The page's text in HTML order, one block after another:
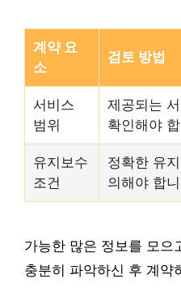
계약 요
소
검토 방법
서비스
범위
제공되는
확인해야
유지보수
조건
정확한 유
의해야 합
가능한 많은 정보를 모으
충분히 파악하신 후 계약